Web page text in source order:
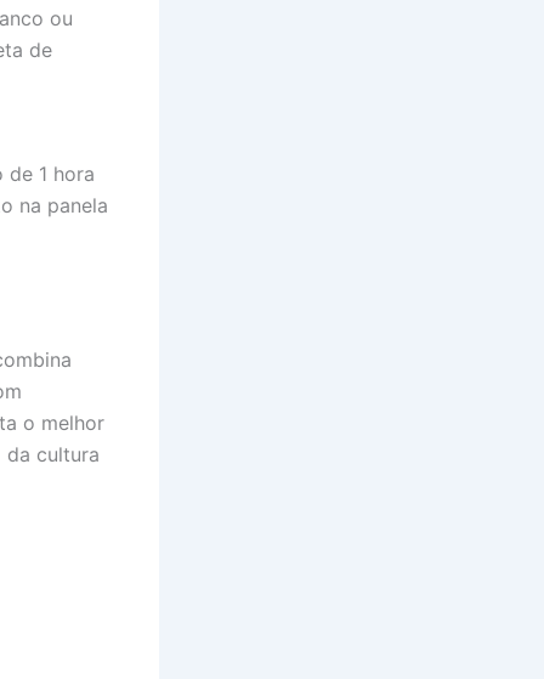
ou
de
1 hora
na panela
o melhor
da cultura